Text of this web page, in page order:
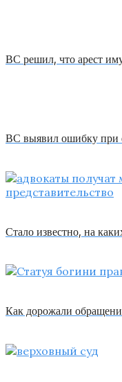
ВС решил, что арест
ВС выявил ошибку при
Стало известно, на
Как дорожали